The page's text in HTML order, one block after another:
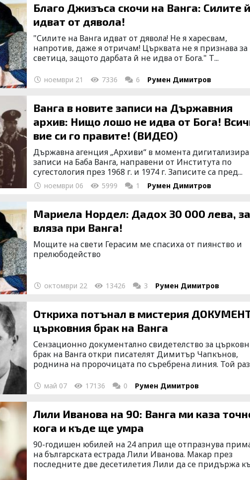
Благо Джизъса скочи на Ванга: Силите й
идват от дявола!
"Силите на Ванга идват от дявола! Не я харесвам,
напротив, даже я отричам! Църквата не я признава за
светица, защото дарбата й не идва от Бога." Т...
ноември 21 7336 6 Румен Димитров
Ванга в новите записи на Държавния
архив: Нищо лошо не идва от Бога!
вие си го правите! (ВИДЕО)
Държавна агенция „Архиви“ в момента дигитализира
записи на Баба Ванга, направени от Института по
сугестология през 1968 г. и 1974 г. Записите са пред...
ноември 06 5999 1 Румен Димитров
Мариела Нордел: Дадох 30 000 лева,
вляза при Ванга!
Мощите на свети Герасим ме спасиха от пиянство и
прелюбодейство
октомври 22 13426 3 Румен Димитров
Откриха потънал в мистерия
църковния брак на Ванга
Сензационно документално свидетелство за
брак на Ванга откри писателят Димитър Чапкънов,
роднина на пророчицата по съребрена линия. Той
май 07 17136 0 Румен Димитров
Лили Иванова на 90: Ванга ми каза
кога и къде ще умра
90-годишен юбилей на 24 април ще отпразнува
на българската естрада Лили Иванова. Макар през
последните две десетилетия Лили да се придържа